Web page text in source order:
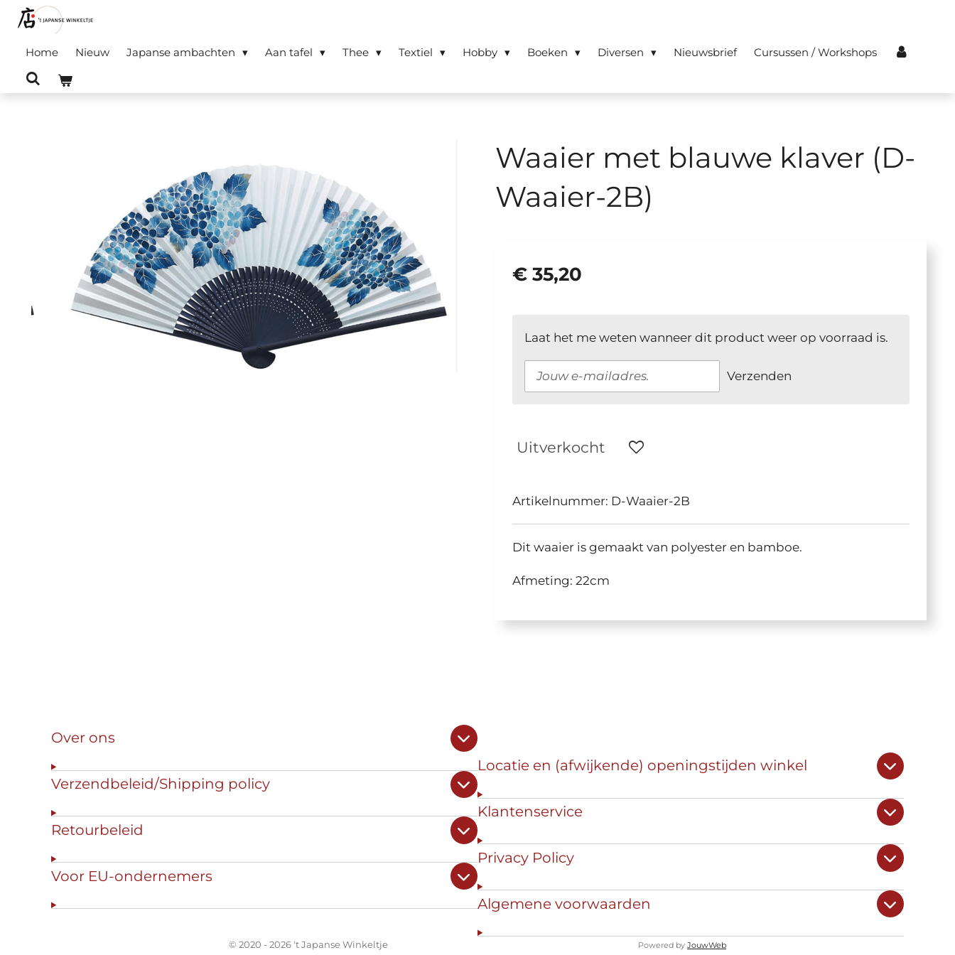
Ga
naar
Home Nieuw Japanse ambachten Aan tafel Thee Textiel Hobby Boeken Diversen Nieuwsbrief Cursussen / Workshops
Waaier met blauwe klaver (D-
Waaier-2B)
€ 35,20
Laat het me weten wanneer dit product weer op voorraad is.
Verzenden
Uitverkocht
Artikelnummer: D-Waaier-2B
Dit waaier is gemaakt van polyester en bamboe.
Afmeting: 22cm
Over ons
Verzendbeleid/Shipping policy
Retourbeleid
Voor EU-ondernemers
Locatie en (afwijkende) openingstijden winkel
Klantenservice
Privacy Policy
Algemene voorwaarden
© 2020 - 2026 't Japanse Winkeltje Powered by JouwWeb